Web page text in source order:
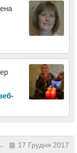
17 Грудня 2017